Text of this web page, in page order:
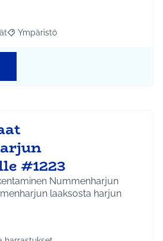
mukaan: Etelä-Tuusulan kylät
Rajaa tulokset teeman mukaan:
Ympäristö
#1223
Nummenharjun
laaksosta harjun